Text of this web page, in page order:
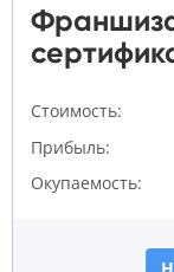
Стоимость:
Прибыль:
Окупаемость: